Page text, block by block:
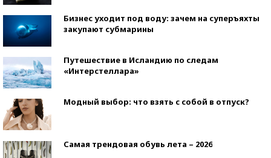
Бизнес уходит под воду: зачем на суперъяхты
закупают субмарины
Путешествие в Исландию по следам
«Интерстеллара»
Модный выбор: что взять с собой в отпуск?
Самая трендовая обувь лета – 2026